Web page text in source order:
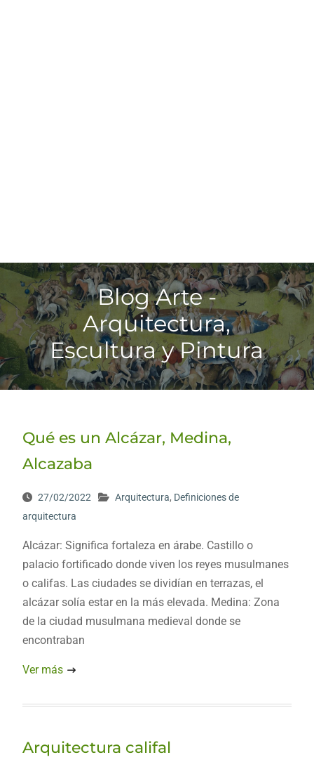
Blog Arte -
Arquitectura,
Escultura y Pintura
Qué es un Alcázar, Medina,
Alcazaba
27/02/2022 Arquitectura, Definiciones de
arquitectura
Alcázar: Significa fortaleza en árabe. Castillo o
palacio fortificado donde viven los reyes musulmanes
o califas. Las ciudades se dividían en terrazas, el
alcázar solía estar en la más elevada. Medina: Zona
de la ciudad musulmana medieval donde se
encontraban
Ver más
Arquitectura califal